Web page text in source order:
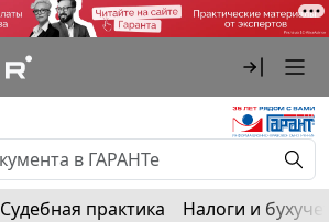
Судебная практика Налоги и